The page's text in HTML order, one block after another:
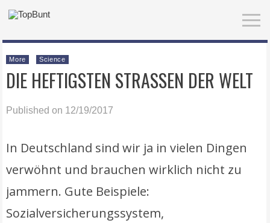
More Science
DIE HEFTIGSTEN STRASSEN DER WELT
Published on 12/19/2017
In Deutschland sind wir ja in vielen Dingen
verwöhnt und brauchen wirklich nicht zu
jammern. Gute Beispiele:
Sozialversicherungssystem,